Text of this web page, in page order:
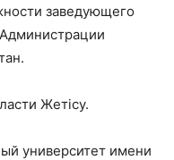
заведующего
Жетісу.
университет имени